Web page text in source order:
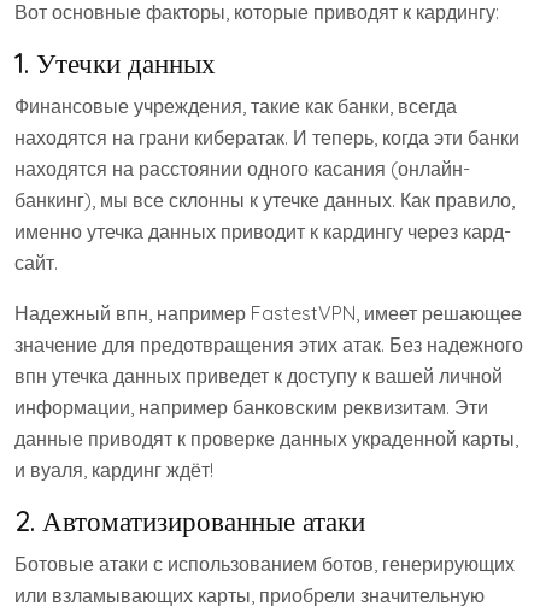
Вот основные факторы, которые приводят к кардингу:
1. Утечки данных
Финансовые учреждения, такие как банки, всегда
находятся на грани кибератак. И теперь, когда эти банки
находятся на расстоянии одного касания (онлайн-
банкинг), мы все склонны к утечке данных. Как правило,
именно утечка данных приводит к кардингу через кард-
сайт.
Надежный впн, например FastestVPN, имеет решающее
значение для предотвращения этих атак. Без надежного
впн утечка данных приведет к доступу к вашей личной
информации, например банковским реквизитам. Эти
данные приводят к проверке данных украденной карты,
и вуаля, кардинг ждёт!
2. Автоматизированные атаки
Ботовые атаки с использованием ботов, генерирующих
или взламывающих карты, приобрели значительную